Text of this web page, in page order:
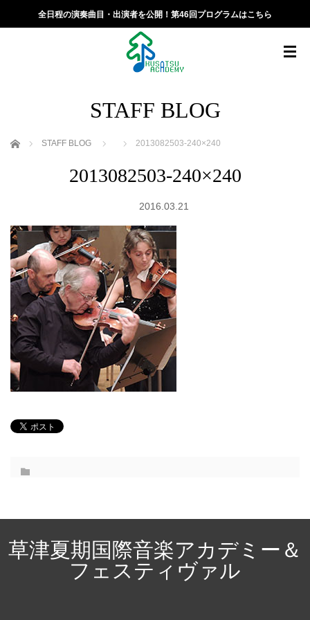
全日程の演奏曲目・出演者を公開！第46回プログラムはこちら
STAFF BLOG
ホーム STAFF BLOG 2013082503-240×240
2013082503-240×240
2016.03.21
草津夏期国際音楽アカデミー＆
フェスティヴァル